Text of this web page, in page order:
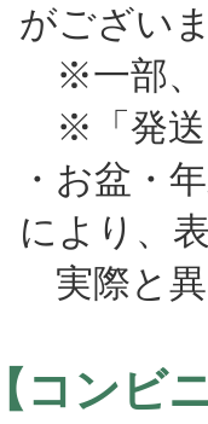
がございま
※一部、「
※「発送」
・お盆・年
により、
実際と異
【コンビ